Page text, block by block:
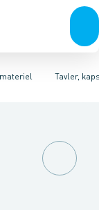
materiel Tavler,
byggepladstavler
/ mærkeplade